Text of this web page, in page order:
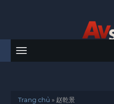
Menu
Trang chủ » 赵乾景